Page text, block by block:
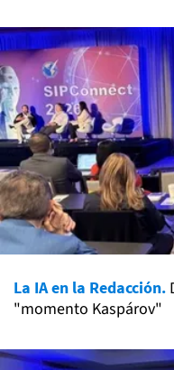
La IA en la Redacción.
"momento Kaspárov"